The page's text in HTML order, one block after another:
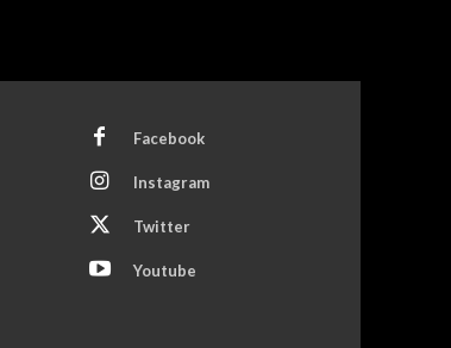
Facebook
Instagram
Twitter
Youtube